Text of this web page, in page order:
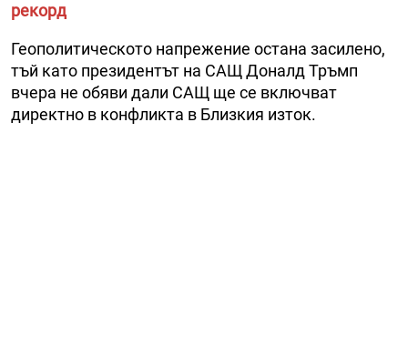
рекорд
Геополитическото напрежение остана засилено,
тъй като президентът на САЩ Доналд Тръмп
вчера не обяви дали САЩ ще се включват
директно в конфликта в Близкия изток.